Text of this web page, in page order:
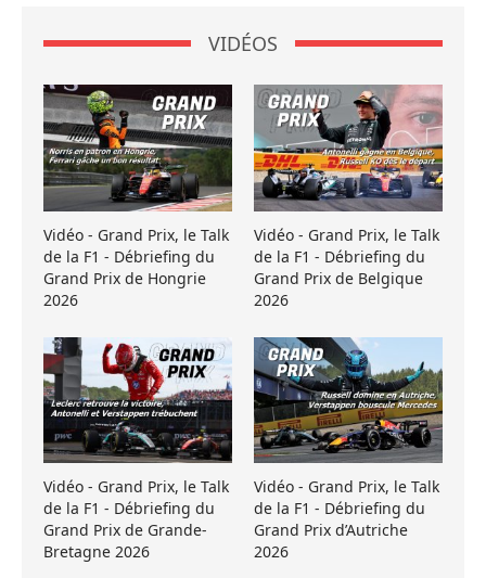
VIDÉOS
Vidéo - Grand Prix, le Talk
de la F1 - Débriefing du
Grand Prix de Hongrie
2026
Vidéo - Grand Prix, le Talk
de la F1 - Débriefing du
Grand Prix de Belgique
2026
Vidéo - Grand Prix, le Talk
de la F1 - Débriefing du
Grand Prix de Grande-
Bretagne 2026
Vidéo - Grand Prix, le Talk
de la F1 - Débriefing du
Grand Prix d’Autriche
2026